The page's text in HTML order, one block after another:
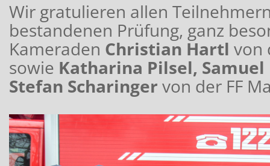
Wir gratulieren allen
bestandenen Prüfung, ganz
Kameraden Christian Hartl von
sowie Katharina Pilsel,
Stefan Scharinger von der FF